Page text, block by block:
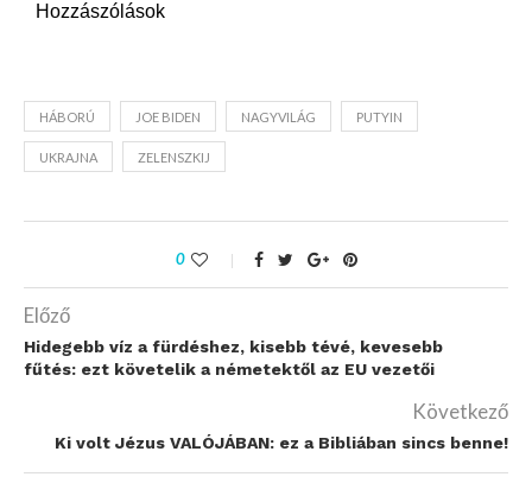
Hozzászólások
HÁBORÚ JOE BIDEN NAGYVILÁG PUTYIN
UKRAJNA ZELENSZKIJ
0
Előző
Hidegebb víz a fürdéshez, kisebb tévé, kevesebb
fűtés: ezt követelik a németektől az EU vezetői
Következő
Ki volt Jézus VALÓJÁBAN: ez a Bibliában sincs benne!